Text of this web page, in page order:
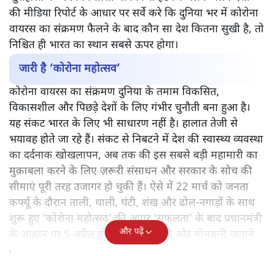
संयुक्त राष्ट्र का एक संस्थान ‘सस्टेनेबल डेवलपमेंट सॉल्यूशन
नेटवर्क’ (एसडीएसएन) हर साल अंतरराष्ट्रीय स्तर पर सर्वे करके
वैश्विक प्रसन्नता सूचकांक यानी वर्ल्ड हैपीनेस इंडेक्स जारी करता है।
इस साल जारी ‘वर्ल्ड हैपीनेस इंडेक्स 2020’ में भारत 156 देशों
की सूची में 144वें पायदान पर है। अगर संयुक्त राष्ट्र का यह संस्थान
खुशहाली के अपने निर्धारित मानकों से हटकर अलग-अलग देशों
की मीडिया रिपोर्ट के आधार पर सर्वे करे कि दुनिया भर में कोरोना
वायरस का संक्रमण फैलने के बाद कौन सा देश कितना सुखी है, तो
निश्चित ही भारत का स्थान सबसे ऊपर होगा।
जारी है ‘कोरोना महोत्सव’
कोरोना वायरस का संक्रमण दुनिया के तमाम विकसित,
विकासशील और पिछड़े देशों के लिए गंभीर चुनौती बना हुआ है।